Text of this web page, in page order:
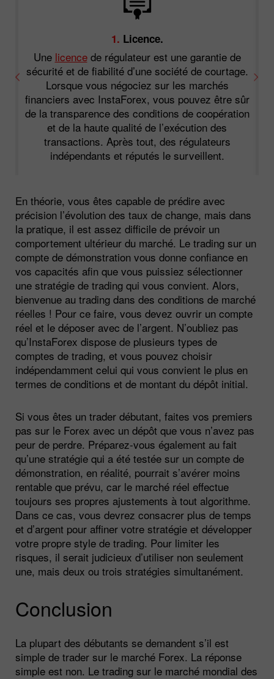
1. Licence.
Une licencede régulateur est une garantie de
sécurité et de fiabilité d’une société de courtage.
Lorsque vous négociez sur les marchés
financiers avec InstaForex, vous pouvez être sûr
de la transparence des conditions de coopération
et de la haute qualité de l’exécution des
transactions. Après tout, des régulateurs
indépendants et réputés le surveillent.
En théorie, vous êtes capable de prédire avec
précision l’évolution des taux de change, mais dans
la pratique, il est assez difficile de prévoir un
comportement ultérieur du marché. Le trading sur un
compte de démonstration vous donne confiance en
vos capacités afin que vous puissiez sélectionner
une stratégie de trading qui vous convient. Alors,
bienvenue au trading dans des conditions de marché
réelles ! Pour ce faire, vous devez ouvrir un compte
réel et le déposer avec de l’argent. N’oubliez pas
qu’InstaForex dispose de plusieurs types de
comptes de trading, et vous pouvez choisir
indépendamment celui qui vous convient le plus en
termes de conditions et de montant du dépôt initial.
Si vous êtes un trader débutant, faites vos premiers
pas sur le Forex avec un dépôt que vous n’avez pas
peur de perdre. Préparez-vous également au fait
qu’une stratégie qui a été testée sur un compte de
démonstration, en réalité, pourrait s’avérer moins
rentable que prévu, car le marché réel effectue
toujours ses propres ajustements à tout algorithme.
Dans ce cas, vous devrez consacrer plus de temps
et d’argent pour affiner votre stratégie et développer
votre propre style de trading. Pour limiter les
risques, il serait judicieux d’utiliser non seulement
une, mais deux ou trois stratégies simultanément.
Conclusion
La plupart des débutants se demandent s’il est
simple de trader sur le marché Forex. La réponse
simple est non. Le trading sur le marché mondial des